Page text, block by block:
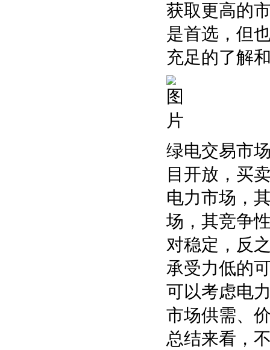
获取更高的
是首选，但
充足的了解
绿电交易市
目开放，买
电力市场，
场，其竞争
对稳定，反
承受力低的
可以考虑电
市场供需、
总结来看，